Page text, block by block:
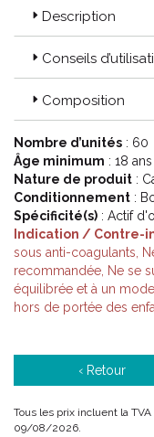
Code EAN :
Description
Conseils
Composition
Nombre d’unités : 60
Âge minimum : 18 ans
Nature de produit :
Conditionnement :
Spécificité(s) : Actif
Indication / Contre-
sous anti-coagulants,
recommandée, Ne se
équilibrée et à un
hors de portée des
‹ Retour
Tous les prix incluent la
09/08/2026.